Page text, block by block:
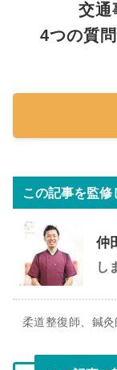
交通
4つの質
この記事を監修
仲
し
柔道整復師、鍼灸